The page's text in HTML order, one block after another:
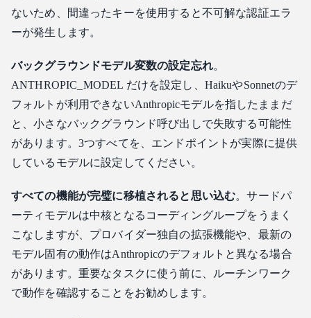
ないため、間違ったキーを使用すると不可解な認証エラ
ーが発生します。
バックグラウンドモデル変数の設定忘れ。
ANTHROPIC_MODEL だけを設定し、HaikuやSonnetのデ
フォルトが利用できないAnthropicモデルを指したままだ
と、小さなバックグラウンド呼び出しで失敗する可能性
があります。3つすべてを、エンドポイントが実際に提供
しているモデルに設定してください。
すべての機能が完璧に移植されると思い込む。サードパ
ーティモデルは中核となるコーディングループをうまく
こなしますが、プロバイダー独自の拡張機能や、最新の
モデル固有の動作はAnthropicのデフォルトと異なる場合
があります。重要なタスクに使う前に、ルーチンワーク
で動作を確認することをお勧めします。